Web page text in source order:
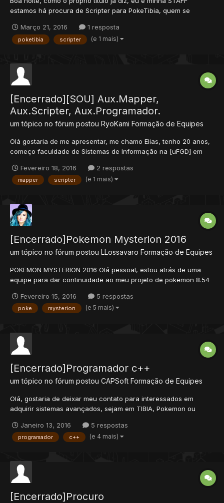
estamos há procura de Scripter para PokeTibia, quem se
Março 21, 2016
1 resposta
poketibia scripter (e 1 mais)
[Encerrado][SOU] Aux.Mapper,
Aux.Scripter, Aux.Programador.
um tópico no fórum postou RyoKami Formação de Equipes
Olá gostaria de me apresentar, me chamo Elias, tenho 20 anos,
começo faculdade de Sistemas de Informação na [uFGD] em
ser o melhor ou ser um dos melhores e claro a procura de
rentabilidade. Faço por que gosto e lucrar com algo que se...
Fevereiro 18, 2016 2 respostas
mapper scripter (e 1 mais)
[Encerrado]Pokemon Mysterion 2016
um tópico no fórum postou LLossavaro Formação de Equipes
POKEMON MYSTERION 2016 Olá pessoal, estou atrás de uma
equipe para dar continuidade ao meu projeto de pokemon 8.54
principais: Sistema de Level nos pokemons: Sistema de evolução
por level: Rare Candy para adicionar boost +1...
Fevereiro 15, 2016 5 respostas
poke mysterion (e 5 mais)
[Encerrado]Programador c++
um tópico no fórum postou CAPSoft Formação de Equipes
Olá, gostaria de deixar meu contato para interessados em
adquirir sistemas avançados, sejam em TIBIA, Pokemon ou
linguagens de programação. Em breve postarei sobre trabalhos
que venho desenvolvendo para um OtPokemon (sistemas de
Janeiro 13, 2016 5 respostas
programador c++ (e 4 mais)
[Encerrado]Procuro